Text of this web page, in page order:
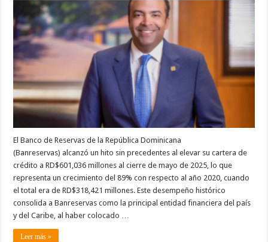
supera
récord
histórico
con
cartera
de
créditos
que
sobrepasa
El Banco de Reservas de la República Dominicana
(Banreservas) alcanzó un hito sin precedentes al elevar su cartera de
crédito a RD$601,036 millones al cierre de mayo de 2025, lo que
representa un crecimiento del 89% con respecto al año 2020, cuando
el total era de RD$318,421 millones. Este desempeño histórico
consolida a Banreservas como la principal entidad financiera del país
y del Caribe, al haber colocado …
Leer más »